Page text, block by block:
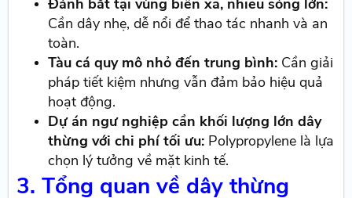
Cần dây nhẹ, dễ nổi để thao tác nhanh và an
toàn.
Tàu cá quy mô nhỏ đến trung bình: Cần giải
pháp tiết kiệm nhưng vẫn đảm bảo hiệu quả
hoạt động.
Dự án ngư nghiệp cần khối lượng lớn dây
thừng với chi phí tối ưu: Polypropylene là lựa
chọn lý tưởng về mặt kinh tế.
3. Tổng quan về dây thừng